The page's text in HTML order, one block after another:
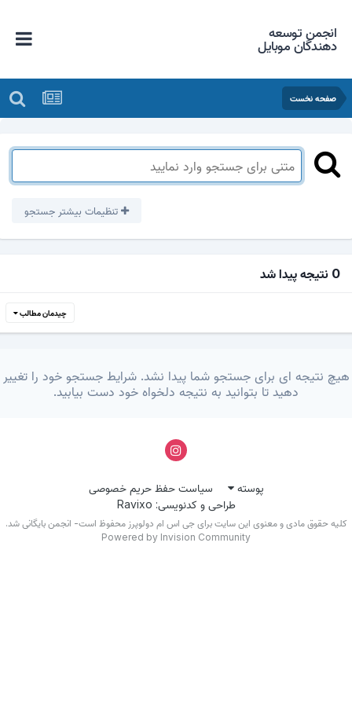
انجمن توسعه
دهندگان موبایل
صفحه نخست
تنظیمات بیشتر جستجو
0 نتیجه پیدا شد
چیدمان مطالب
نتیجه ای برای جستجو شما پیدا نشد. شرایط جستجو خود را تغییر
دهید تا بتوانید به نتیجه دلخواه خود دست بیابید.
پوسته
سیاست حفظ حریم خصوصی
طراحی و کدنویسی: Ravixo
کلیه حقوق مادی و معنوی این سایت برای جی اس ام دولوپرز محفوظ است- انجمن بایگانی شد.
Powered by Invision Community